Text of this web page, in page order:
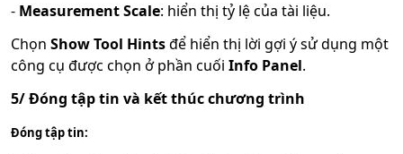
- Measurement Scale: hiển thị tỷ lệ của tài liệu.
Chọn Show Tool Hintsđể hiển thị lời gợi ý sử dụng một
công cụ được chọn ở phần cuối Info Panel.
5/ Đóng tập tin và kết thúc chương trình
Đóng tập tin: